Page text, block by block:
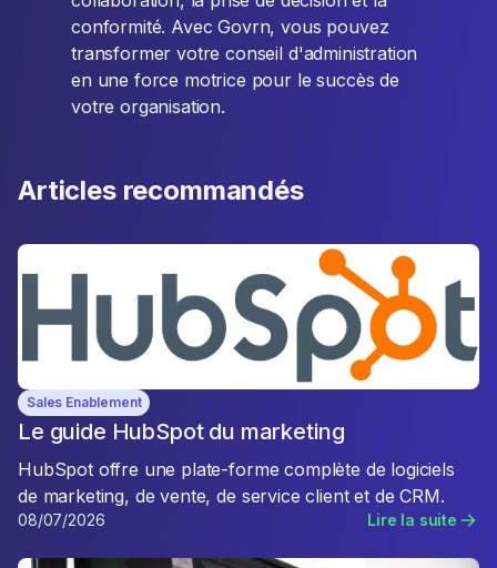
conformité. Avec Govrn, vous pouvez
transformer votre conseil d'administration
en une force motrice pour le succès de
votre organisation.
Articles recommandés
Sales Enablement
Le guide HubSpot du marketing
HubSpot offre une plate-forme complète de logiciels
de marketing, de vente, de service client et de CRM.
08/07/2026 Lire la suite